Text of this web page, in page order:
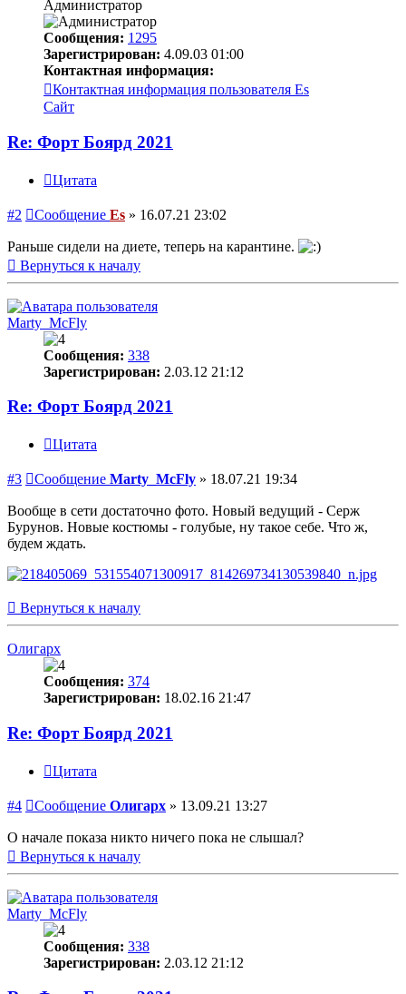
Администратор
Сообщения: 1295
Зарегистрирован: 4.09.03 01:00
Контактная информация:
Контактная информация пользователя Es
Сайт
Re: Форт Боярд 2021
Цитата
#2 Сообщение Es » 16.07.21 23:02
Раньше сидели на диете, теперь на карантине.
Вернуться к началу
Marty_McFly
Сообщения: 338
Зарегистрирован: 2.03.12 21:12
Re: Форт Боярд 2021
Цитата
#3 Сообщение Marty_McFly » 18.07.21 19:34
Вообще в сети достаточно фото. Новый ведущий - Серж
Бурунов. Новые костюмы - голубые, ну такое себе. Что ж,
будем ждать.
Вернуться к началу
Олигарх
Сообщения: 374
Зарегистрирован: 18.02.16 21:47
Re: Форт Боярд 2021
Цитата
#4 Сообщение Олигарх » 13.09.21 13:27
О начале показа никто ничего пока не слышал?
Вернуться к началу
Marty_McFly
Сообщения: 338
Зарегистрирован: 2.03.12 21:12